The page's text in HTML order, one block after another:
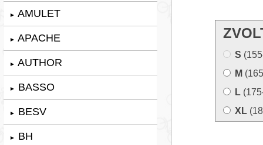
► AMULET
► APACHE
► AUTHOR
► BASSO
► BESV
► BH
S
M
L
XL